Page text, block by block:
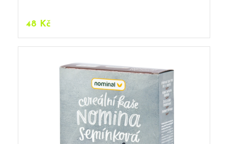
48 Kč